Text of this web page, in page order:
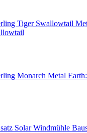
Metal
Solar Windmühle